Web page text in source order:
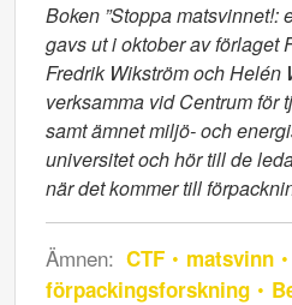
Boken ”Stoppa matsvinnet!:
gavs ut i oktober av förlaget
Fredrik Wikström och Helén
verksamma vid Centrum för
samt ämnet miljö- och
universitet och hör till de
när det kommer till
Ämnen: CTF matsvinn
förpackingsforskning